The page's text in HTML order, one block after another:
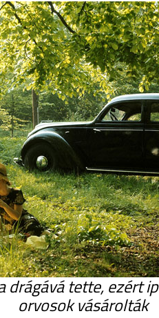
drágává tette, ezért
orvosok vásárolták